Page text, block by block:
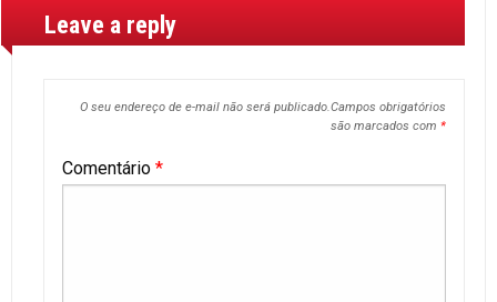
Leave a reply
O seu endereço de e-mail não será publicado.Campos obrigatórios
são marcados com *
Comentário *